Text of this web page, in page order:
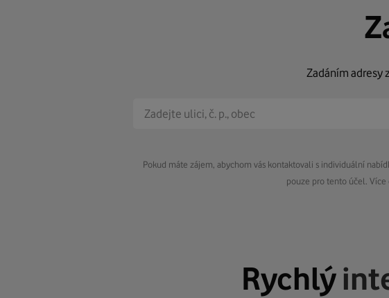
Zadáním adresy
Pokud máte zájem, abychom vás kontaktovali s individuální
pouze pro tento účel.
Rychlý